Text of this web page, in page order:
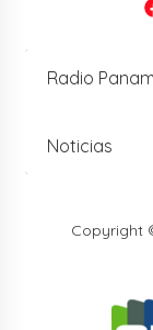
Radio
Noticias
Copyright